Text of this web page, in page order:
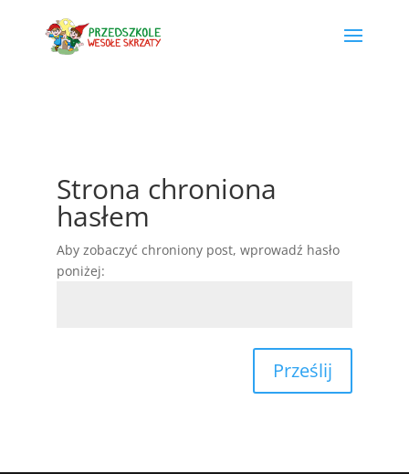
Strona chroniona
hasłem
Aby zobaczyć chroniony post, wprowadź hasło
poniżej:
Prześlij